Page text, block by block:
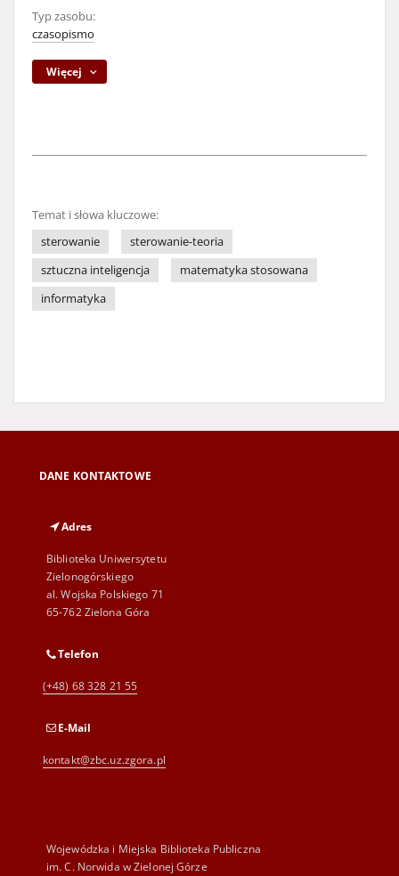
Typ zasobu:
czasopismo
Więcej
Temat i słowa kluczowe:
sterowanie
sterowanie-teoria
sztuczna inteligencja
matematyka stosowana
informatyka
DANE KONTAKTOWE
Adres
Biblioteka Uniwersytetu
Zielonogórskiego
al. Wojska Polskiego 71
65-762 Zielona Góra
Telefon
(+48) 68 328 21 55
E-Mail
kontakt@zbc.uz.zgora.pl
Wojewódzka i Miejska Biblioteka Publiczna
im. C. Norwida w Zielonej Górze